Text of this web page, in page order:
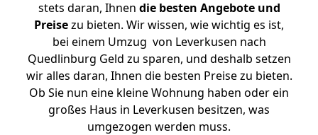
stets daran, Ihnen die besten Angebote und
Preisezu bieten. Wir wissen, wie wichtig es ist,
bei einem Umzug von Leverkusen nach
Quedlinburg Geld zu sparen, und deshalb setzen
wir alles daran, Ihnen die besten Preise zu bieten.
Ob Sie nun eine kleine Wohnung haben oder ein
großes Haus in Leverkusen besitzen, was
umgezogen werden muss.